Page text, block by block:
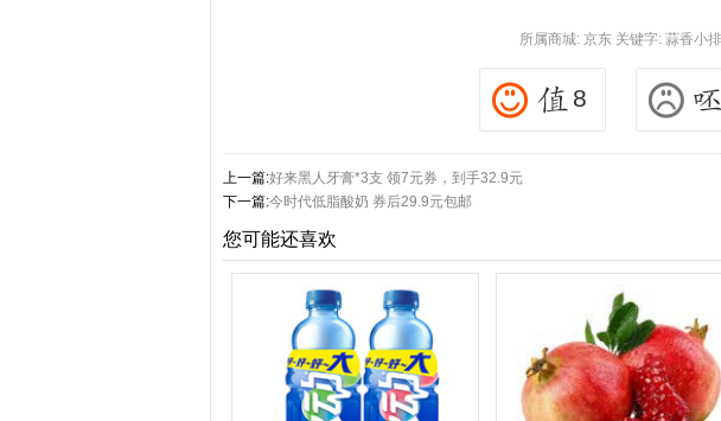
所属商城: 京东关键字: 蒜香小排
8
上一篇:好来黑人牙膏*3支 领7元券，到手32.9元
下一篇:今时代低脂酸奶 券后29.9元包邮
您可能还喜欢